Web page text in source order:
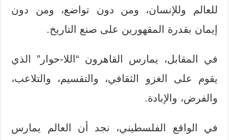
للعالم وللإنسان، ومن دون تواضع، ومن دون
إيمان بقدرة المقهورين على صنع التاريخ.
في المقابل، يمارس القاهرون “اللا-حوار” الذي
يقوم على الغزو الثقافي، والتقسيم، والتلاعب،
والفرض، والإبادة.
في الواقع الفلسطيني، نجد أن العالم يمارس